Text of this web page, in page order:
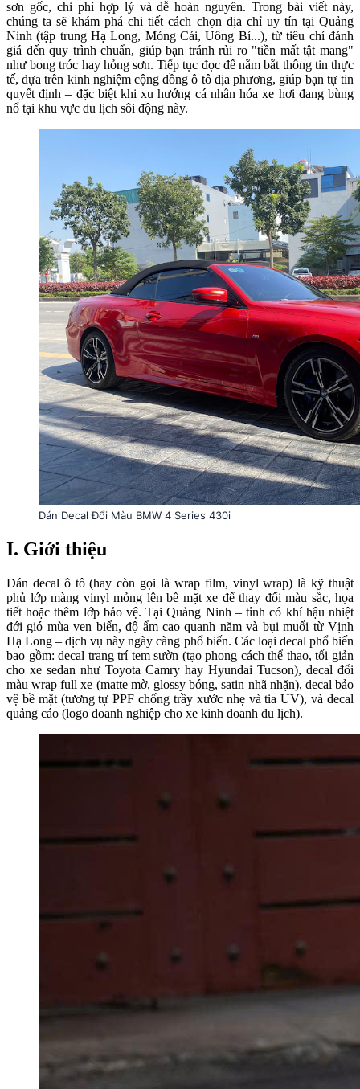
sơn gốc, chi phí hợp lý và dễ hoàn nguyên. Trong bài viết này,
chúng ta sẽ khám phá chi tiết cách chọn địa chỉ uy tín tại Quảng
Ninh (tập trung Hạ Long, Móng Cái, Uông Bí...), từ tiêu chí đánh
giá đến quy trình chuẩn, giúp bạn tránh rủi ro "tiền mất tật mang"
như bong tróc hay hỏng sơn. Tiếp tục đọc để nắm bắt thông tin thực
tế, dựa trên kinh nghiệm cộng đồng ô tô địa phương, giúp bạn tự tin
quyết định – đặc biệt khi xu hướng cá nhân hóa xe hơi đang bùng
nổ tại khu vực du lịch sôi động này.
Dán Decal Đổi Màu BMW 4 Series 430i
I. Giới thiệu
Dán decal ô tô (hay còn gọi là wrap film, vinyl wrap) là kỹ thuật
phủ lớp màng vinyl mỏng lên bề mặt xe để thay đổi màu sắc, họa
tiết hoặc thêm lớp bảo vệ. Tại Quảng Ninh – tỉnh có khí hậu nhiệt
đới gió mùa ven biển, độ ẩm cao quanh năm và bụi muối từ Vịnh
Hạ Long – dịch vụ này ngày càng phổ biến. Các loại decal phổ biến
bao gồm: decal trang trí tem sườn (tạo phong cách thể thao, tối giản
cho xe sedan như Toyota Camry hay Hyundai Tucson), decal đổi
màu wrap full xe (matte mờ, glossy bóng, satin nhã nhặn), decal bảo
vệ bề mặt (tương tự PPF chống trầy xước nhẹ và tia UV), và decal
quảng cáo (logo doanh nghiệp cho xe kinh doanh du lịch).